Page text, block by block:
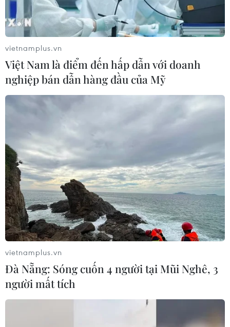
vietnamplus.vn
Việt Nam là điểm đến hấp dẫn với doanh
nghiệp bán dẫn hàng đầu của Mỹ
vietnamplus.vn
Đà Nẵng: Sóng cuốn 4 người tại Mũi Nghê, 3
người mất tích